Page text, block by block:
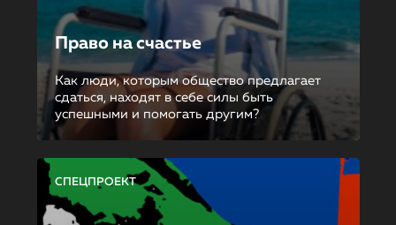
Право на счастье
Как люди, которым общество предлагает
сдаться, находят в себе силы быть
успешными и помогать другим?
СПЕЦПРОЕКТ